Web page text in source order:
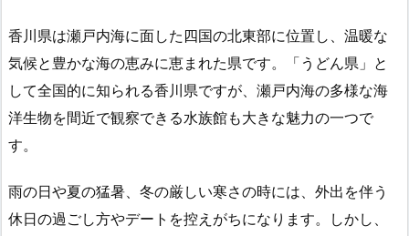
香川県は瀬戸内海に面した四国の北東部に位置し、温暖な
気候と豊かな海の恵みに恵まれた県です。「うどん県」と
して全国的に知られる香川県ですが、瀬戸内海の多様な海
洋生物を間近で観察できる水族館も大きな魅力の一つで
す。
雨の日や夏の猛暑、冬の厳しい寒さの時には、外出を伴う
休日の過ごし方やデートを控えがちになります。しかし、